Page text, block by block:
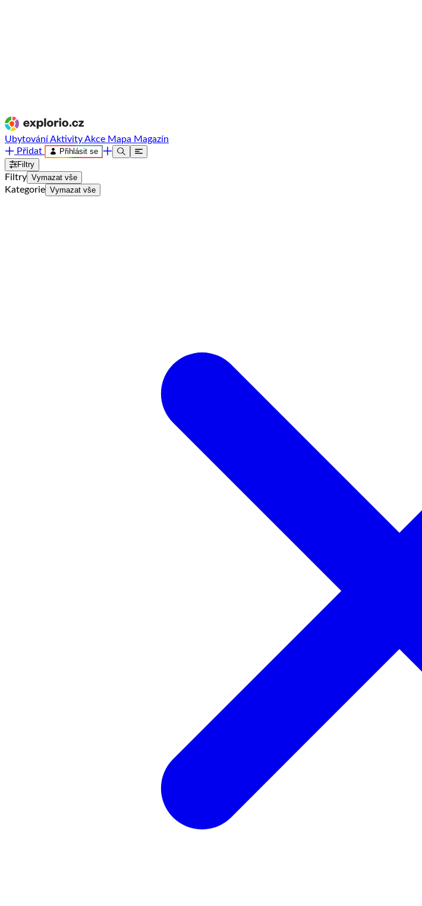
UbytováníAktivityAkce Mapa Magazín
Přidat
Přihlásit se
Filtry
Filtry Vymazat vše
Kategorie Vymazat vše